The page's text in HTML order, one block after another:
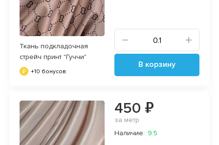
Ткань подкладочная
стрейч принт "Гуччи"
+10 бонусов
В корзину
450 ₽
за метр
Наличие: 9.5